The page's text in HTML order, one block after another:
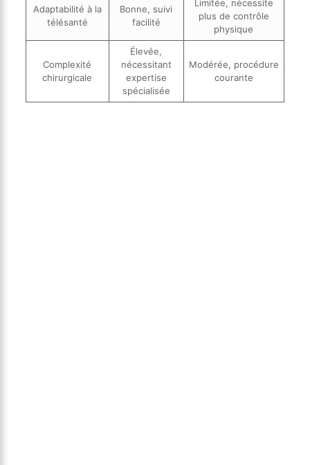
Adaptabilité à la
télésanté
Bonne, suivi
facilité
Limitée, nécessite
plus de contrôle
physique
Complexité
chirurgicale
Élevée,
nécessitant
expertise
spécialisée
Modérée, procédure
courante